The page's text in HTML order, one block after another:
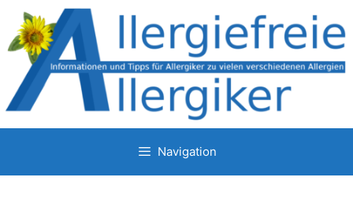
Zum
Inhalt
springen
Navigation